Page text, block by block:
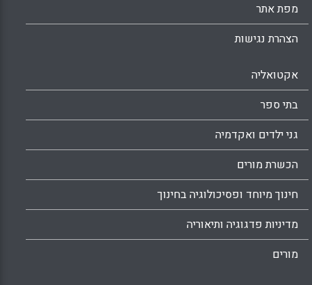
מפת אתר
הצהרת נגישות
אקטואליה
בתי ספר
גני ילדים ואקדמיה
הכשרת מורים
חינוך מיוחד ופסיכולוגיה בחינוך
מדיניות פדגוגיה ותיאוריה
מורים